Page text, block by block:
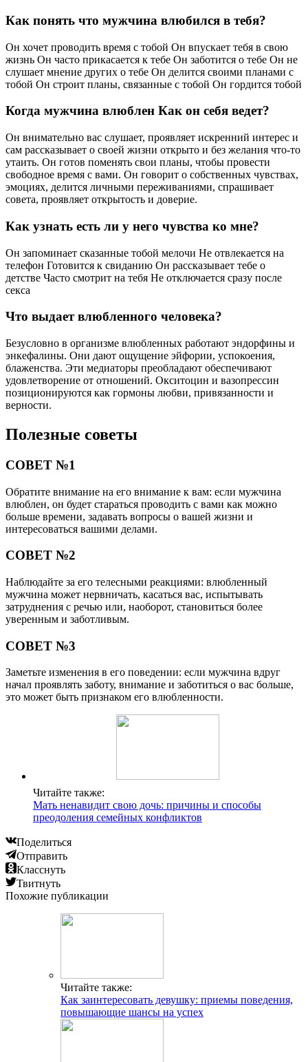
Как понять что мужчина влюбился в тебя?
Он хочет проводить время с тобой Он впускает тебя в свою
жизнь Он часто прикасается к тебе Он заботится о тебе Он не
слушает мнение других о тебе Он делится своими планами с
тобой Он строит планы, связанные с тобой Он гордится тобой
Когда мужчина влюблен Как он себя ведет?
Он внимательно вас слушает, проявляет искренний интерес и
сам рассказывает о своей жизни открыто и без желания что-то
утаить. Он готов поменять свои планы, чтобы провести
свободное время с вами. Он говорит о собственных чувствах,
эмоциях, делится личными переживаниями, спрашивает
совета, проявляет открытость и доверие.
Как узнать есть ли у него чувства ко мне?
Он запоминает сказанные тобой мелочи Не отвлекается на
телефон Готовится к свиданию Он рассказывает тебе о
детстве Часто смотрит на тебя Не отключается сразу после
секса
Что выдает влюбленного человека?
Безусловно в организме влюбленных работают эндорфины и
энкефалины. Они дают ощущение эйфории, успокоения,
блаженства. Эти медиаторы преобладают обеспечивают
удовлетворение от отношений. Окситоцин и вазопрессин
позиционируются как гормоны любви, привязанности и
верности.
Полезные советы
СОВЕТ №1
Обратите внимание на его внимание к вам: если мужчина
влюблен, он будет стараться проводить с вами как можно
больше времени, задавать вопросы о вашей жизни и
интересоваться вашими делами.
СОВЕТ №2
Наблюдайте за его телесными реакциями: влюбленный
мужчина может нервничать, касаться вас, испытывать
затруднения с речью или, наоборот, становиться более
уверенным и заботливым.
СОВЕТ №3
Заметьте изменения в его поведении: если мужчина вдруг
начал проявлять заботу, внимание и заботиться о вас больше,
это может быть признаком его влюбленности.
Читайте также:
Мать ненавидит свою дочь: причины и способы
преодоления семейных конфликтов
Поделиться
Отправить
Класснуть
Твитнуть
Похожие публикации
Читайте также:
Как заинтересовать девушку: приемы поведения,
повышающие шансы на успех